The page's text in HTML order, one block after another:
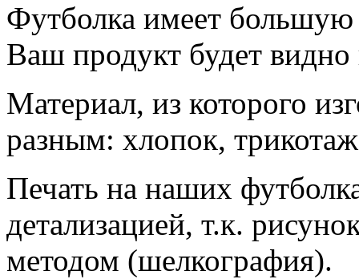
Футболка имеет
Ваш продукт будет видно
Материал, из которого
разным: хлопок,
Печать на наших
детализацией, т.к.
методом (шелкография).